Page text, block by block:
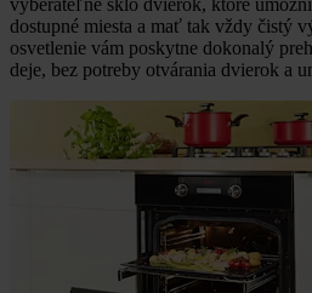
vyberateľné sklo dvierok, ktoré
dostupné miesta a mať tak vždy čistý
osvetlenie vám poskytne dokonalý
deje, bez potreby otvárania dvierok a